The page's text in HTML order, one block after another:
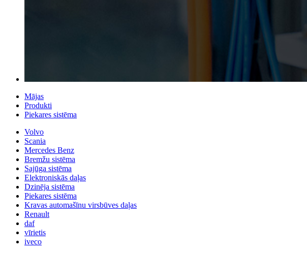
Mājas
Produkti
Piekares sistēma
Volvo
Scania
Mercedes Benz
Bremžu sistēma
Sajūga sistēma
Elektroniskās daļas
Dzinēja sistēma
Piekares sistēma
Kravas automašīnu virsbūves daļas
Renault
daf
vīrietis
iveco